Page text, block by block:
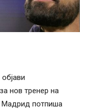
нов тренер на
Мадрид потпиша